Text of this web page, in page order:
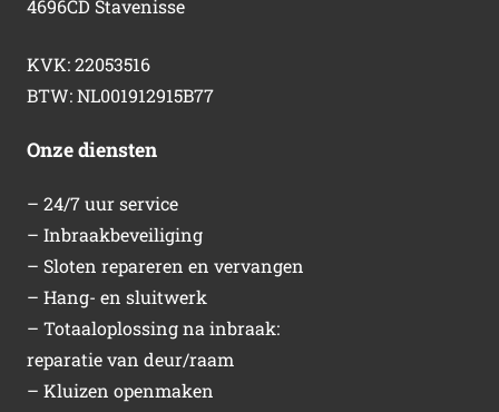
4696CD Stavenisse
KVK: 22053516
BTW: NL001912915B77
Onze diensten
– 24/7 uur service
– Inbraakbeveiliging
– Sloten repareren en vervangen
– Hang- en sluitwerk
– Totaaloplossing na inbraak:
reparatie van deur/raam
– Kluizen openmaken